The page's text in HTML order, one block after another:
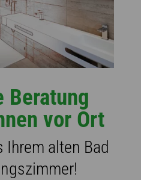
Beratung
vor Ort
Ihrem alten Bad